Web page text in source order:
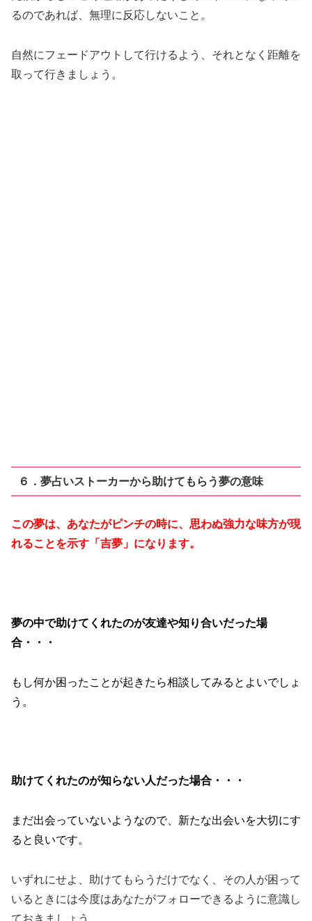
るのであれば、無理に反応しないこと。
自然にフェードアウトして行けるよう、それとなく距離を
取って行きましょう。
６．夢占いストーカーから助けてもらう夢の意味
この夢は、あなたがピンチの時に、思わぬ強力な味方が現
れることを示す「吉夢」になります。
夢の中で助けてくれたのが友達や知り合いだった場
合・・・
もし何か困ったことが起きたら相談してみるとよいでしょ
う。
助けてくれたのが知らない人だった場合・・・
まだ出会っていないようなので、新たな出会いを大切にす
ると良いです。
いずれにせよ、助けてもらうだけでなく、その人が困って
いるときには今度はあなたがフォローできるように意識し
ておきましょう。